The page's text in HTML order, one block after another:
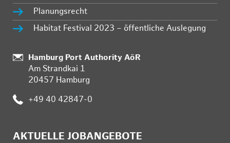
Planungsrecht
Habitat Festival 2023 – öffentliche Auslegung
Standort:
Hamburg Port Authority AöR
Am Strandkai 1
20457 Hamburg
Telefon:
+49 40 42847-0
AKTUELLE JOBANGEBOTE